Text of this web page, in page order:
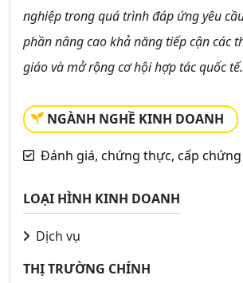
nghiệp trong quá trình đáp ứng yêu
phần nâng cao khả năng tiếp cận các
giáo và mở rộng cơ hội hợp tác quốc tế.
NGÀNH NGHỀ KINH DOANH
Đánh giá, chứng thực, cấp chứng
LOẠI HÌNH KINH DOANH
Dịch vụ
THỊ TRƯỜNG CHÍNH